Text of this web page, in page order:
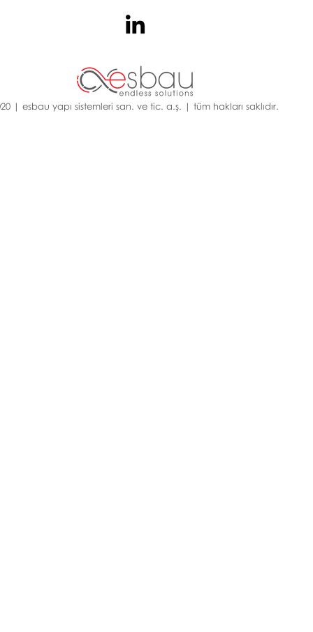
| esbau yapı sistemleri san. ve tic. a.ş. | tüm hakları saklıdır.